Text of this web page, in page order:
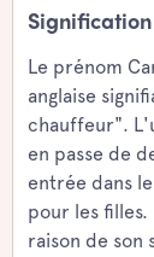
Le prénom
anglaise
chauffeur".
en passe de
entrée dans
pour les filles.
raison de son